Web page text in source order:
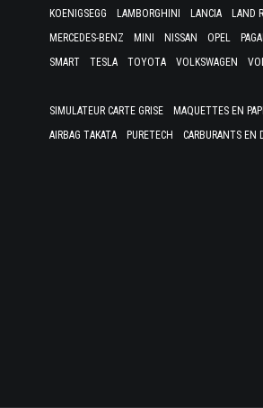
KOENIGSEGG
LAMBORGHINI LANCIA LAND
MERCEDES-BENZ
MINI NISSAN OPEL
SMART
TESLA TOYOTA VOLKSWAGEN
SIMULATEUR CARTE GRISE MAQUETTES EN
AIRBAG TAKATA
PURETECH CARBURANTS EN